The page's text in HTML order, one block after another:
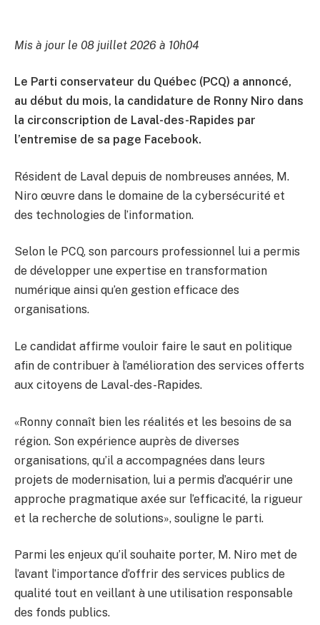
Mis à jour le 08 juillet 2026 à 10h04
Le Parti conservateur du Québec (PCQ) a annoncé,
au début du mois, la candidature de Ronny Niro dans
la circonscription de Laval-des-Rapides par
l’entremise de sa page Facebook.
Résident de Laval depuis de nombreuses années, M.
Niro œuvre dans le domaine de la cybersécurité et
des technologies de l’information.
Selon le PCQ, son parcours professionnel lui a permis
de développer une expertise en transformation
numérique ainsi qu’en gestion efficace des
organisations.
Le candidat affirme vouloir faire le saut en politique
afin de contribuer à l’amélioration des services offerts
aux citoyens de Laval-des-Rapides.
«Ronny connaît bien les réalités et les besoins de sa
région. Son expérience auprès de diverses
organisations, qu’il a accompagnées dans leurs
projets de modernisation, lui a permis d’acquérir une
approche pragmatique axée sur l’efficacité, la rigueur
et la recherche de solutions», souligne le parti.
Parmi les enjeux qu’il souhaite porter, M. Niro met de
l’avant l’importance d’offrir des services publics de
qualité tout en veillant à une utilisation responsable
des fonds publics.